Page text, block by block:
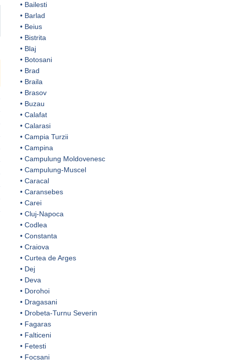
• Bailesti
• Barlad
• Beius
• Bistrita
• Blaj
• Botosani
• Brad
• Braila
• Brasov
• Buzau
• Calafat
• Calarasi
• Campia Turzii
• Campina
• Campulung Moldovenesc
• Campulung-Muscel
• Caracal
• Caransebes
• Carei
• Cluj-Napoca
• Codlea
• Constanta
• Craiova
• Curtea de Arges
• Dej
• Deva
• Dorohoi
• Dragasani
• Drobeta-Turnu Severin
• Fagaras
• Falticeni
• Fetesti
• Focsani